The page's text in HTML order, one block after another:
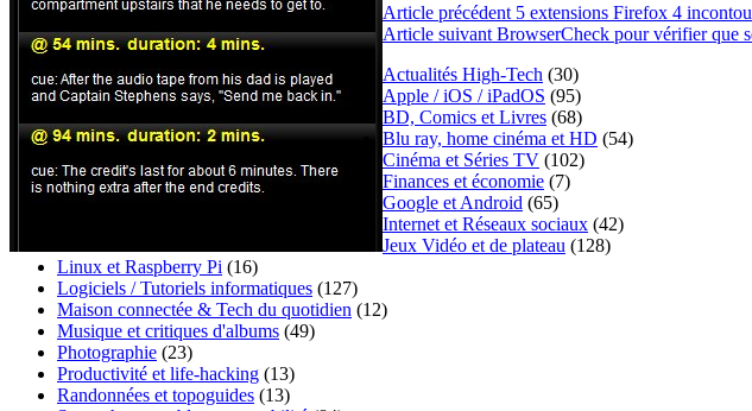
Article précédent 5 extensions Firefox 4
Article suivant BrowserCheck pour vérifier que
Actualités High-Tech (30)
Apple / iOS / iPadOS (95)
BD, Comics et Livres (68)
Blu ray, home cinéma et HD (54)
Cinéma et Séries TV (102)
Finances et économie (7)
Google et Android (65)
Internet et Réseaux sociaux (42)
Jeux Vidéo et de plateau (128)
Linux et Raspberry Pi (16)
Logiciels / Tutoriels informatiques (127)
Maison connectée & Tech du quotidien (12)
Musique et critiques d'albums (49)
Photographie (23)
Productivité et life-hacking (13)
Randonnées et topoguides (13)